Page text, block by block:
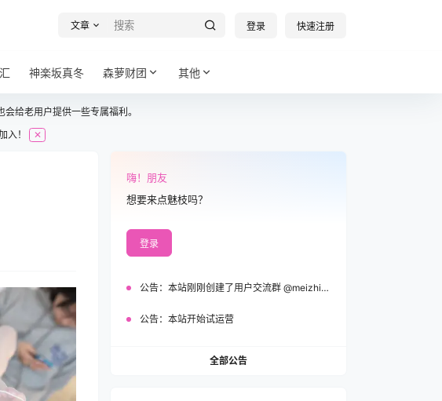
文章 登录 快速注册
神楽坂真冬 森萝财团 其他
给老用户提供一些专属福利。
入！ ✕
嗨！朋友
想要来点魅枝吗？
登录
公告： 本站刚刚创建了用户交流群 @meizhi_official，欢迎加入！
公告： 本站开始试运营
全部公告